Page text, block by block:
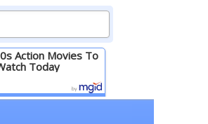
Action Movies To
Today
Детальніше